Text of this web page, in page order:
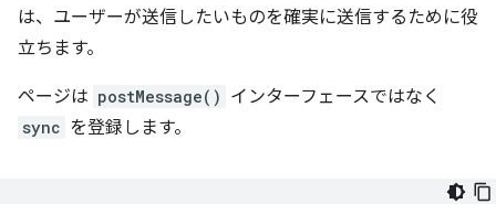
は、ユーザーが送信したいものを確実に送信するために役
立ちます。
ページは postMessage() インターフェースではなく
sync を登録します。